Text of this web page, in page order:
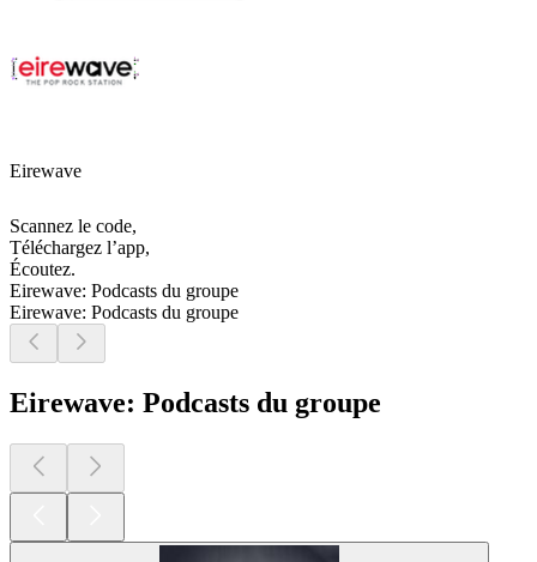
Eirewave
Scannez le code,
Téléchargez l’app,
Écoutez.
Eirewave: Podcasts du groupe
Eirewave: Podcasts du groupe
Eirewave: Podcasts du groupe